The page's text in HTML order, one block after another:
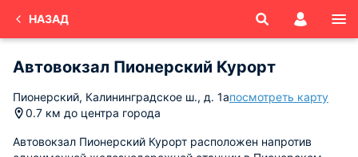
НАЗАД
Автовокзал Пионерский Курорт
Пионерский, Калининградское ш., д. 1апосмотреть карту
0.7 км до центра города
Автовокзал Пионерский Курорт расположен напротив